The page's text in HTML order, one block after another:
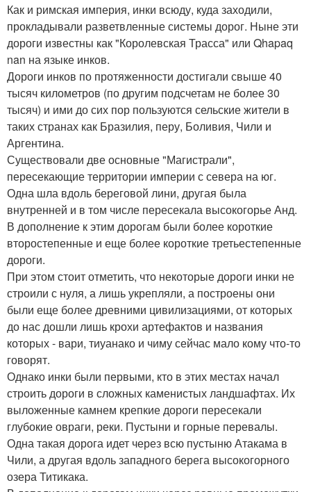
Как и римская империя, инки всюду, куда заходили,
прокладывали разветвленные системы дорог. Ныне эти
дороги известны как "Королевская Трасса" или Qhapaq
nan на языке инков.
Дороги инков по протяженности достигали свыше 40
тысяч километров (по другим подсчетам не более 30
тысяч) и ими до сих пор пользуются сельские жители в
таких странах как Бразилия, перу, Боливия, Чили и
Аргентина.
Существовали две основные "Магистрали",
пересекающие территории империи с севера на юг.
Одна шла вдоль береговой лини, другая была
внутренней и в том числе пересекала высокогорье Анд.
В дополнение к этим дорогам были более короткие
второстепенные и еще более короткие третьестепенные
дороги.
При этом стоит отметить, что некоторые дороги инки не
строили с нуля, а лишь укрепляли, а построены они
были еще более древними цивилизациями, от которых
до нас дошли лишь крохи артефактов и названия
которых - вари, тиуанако и чиму сейчас мало кому что-то
говорят.
Однако инки были первыми, кто в этих местах начал
строить дороги в сложных каменистых ландшафтах. Их
выложенные камнем крепкие дороги пересекали
глубокие овраги, реки. Пустыни и горные перевалы.
Одна такая дорога идет через всю пустыню Атакама в
Чили, а другая вдоль западного берега высокогорного
озера Титикака.